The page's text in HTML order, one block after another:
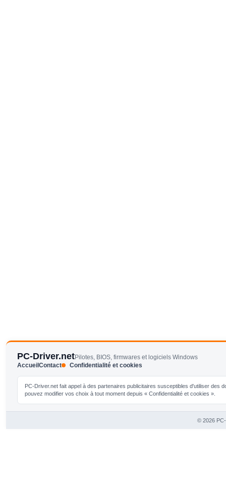
PC-Driver.netPilotes, BIOS, firmwares et logiciels Windows
AccueilContact Confidentialité et cookies
PC-Driver.net fait appel à des partenaires publicitaires susceptibles d'utiliser
pouvez modifier vos choix à tout moment depuis « Confidentialité et cookies ».
© 2026